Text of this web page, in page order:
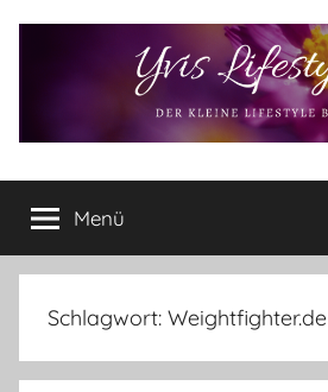
Yvis
Lifestyle
Lifestyle
Blog
–
Lifestyle,
Produkttests
Menü
Schlagwort: Weightfighter.de